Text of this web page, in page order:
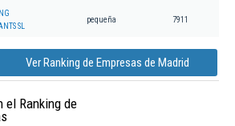
SL
pequeña 7911
Ver Ranking de Empresas de Madrid
el Ranking de